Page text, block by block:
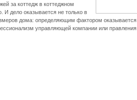
за коттедж в коттеджном
И дело оказывается не только в
дома: определяющим фактором оказывается
управляющей компании или правления